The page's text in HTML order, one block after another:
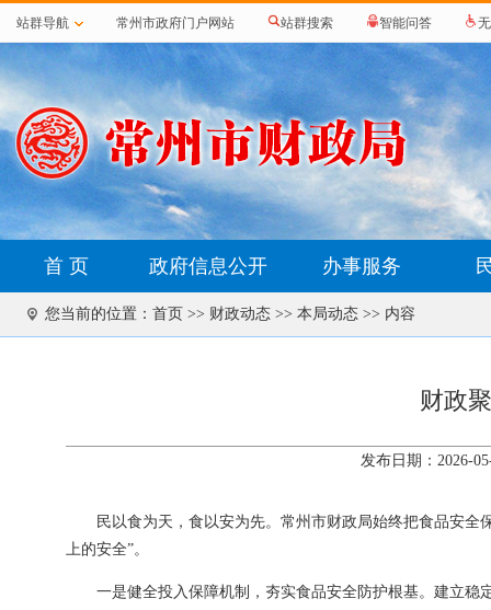
站群导航 常州市政府门户网站 站群搜索 智能问答
首 页 政府信息公开 办事服务
您当前的位置： 首页 >> 财政动态 >> 本局动态 >> 内容
财政
发布日期：2026-
民以食为天，食以安为先。常州市财政局始终把食品安
上的安全”。
一是健全投入保障机制，夯实食品安全防护根基。建立